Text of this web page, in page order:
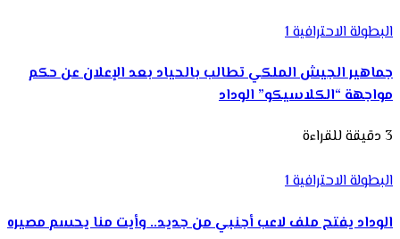
البطولة الاحترافية 1
جماهير الجيش الملكي تطالب بالحياد بعد الإعلان عن حكم
مواجهة “الكلاسيكو” الوداد
3 دقيقة للقراءة
البطولة الاحترافية 1
الوداد يفتح ملف لاعب أجنبي من جديد.. وأيت منا يحسم مصيره